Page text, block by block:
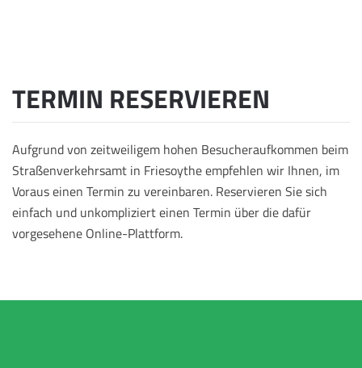
TERMIN RESERVIEREN
Aufgrund von zeitweiligem hohen Besucheraufkommen beim
Straßenverkehrsamt in Friesoythe empfehlen wir Ihnen, im
Voraus einen Termin zu vereinbaren. Reservieren Sie sich
einfach und unkompliziert einen Termin über die dafür
vorgesehene Online-Plattform.